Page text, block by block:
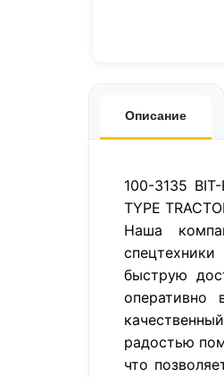
Описание
100-3135
TYPE
Наша
быструю
оперативно
радостью
что